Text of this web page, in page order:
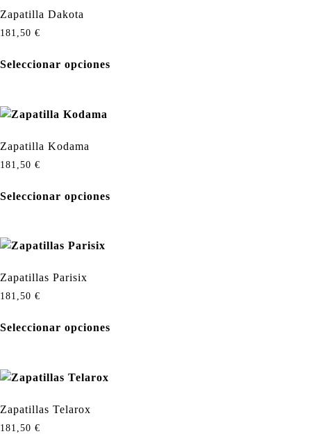
Zapatilla Dakota
181,50 €
Seleccionar opciones
Zapatilla Kodama
181,50 €
Seleccionar opciones
Zapatillas Parisix
181,50 €
Seleccionar opciones
Zapatillas Telarox
181,50 €